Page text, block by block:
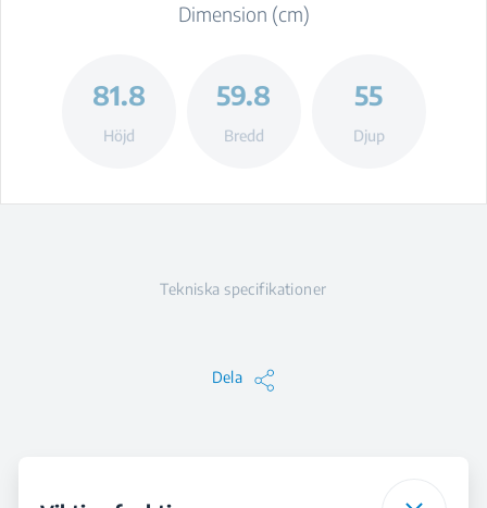
Dimension (cm)
81.8
Höjd
59.8
Bredd
55
Djup
Tekniska specifikationer
Dela